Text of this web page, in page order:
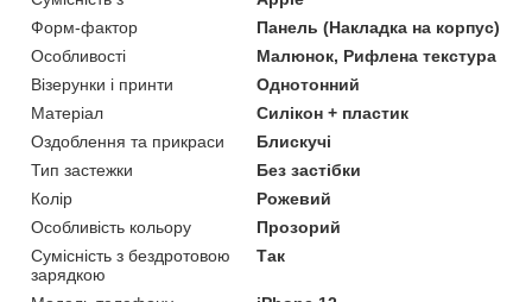
Форм-фактор
Панель (Накладка на корпус)
Особливості
Малюнок, Рифлена текстура
Візерунки і принти
Однотонний
Матеріал
Силікон + пластик
Оздоблення та прикраси
Блискучі
Тип застежки
Без застібки
Колір
Рожевий
Особливість кольору
Прозорий
Сумісність з бездротовою
зарядкою
Так